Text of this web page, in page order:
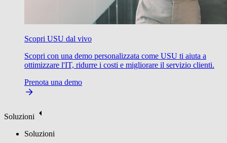
Scopri USU dal vivo
Scopri con una demo personalizzata come USU ti aiuta a
ottimizzare l'IT, ridurre i costi e migliorare il servizio clienti.
Prenota una demo
Soluzioni
Soluzioni